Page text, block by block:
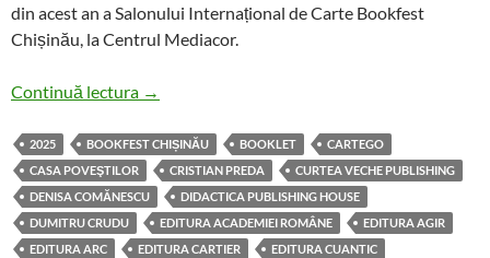
din acest an a Salonului Internațional de Carte Bookfest
Chișinău, la Centrul Mediacor.
Continuă lectura Salonul Internațional de Carte Bookfest
→
2025 BOOKFEST CHIȘINĂU BOOKLET
CARTEGO
CASA POVEŞTILOR
CRISTIAN PREDA
CURTEA VECHE PUBLISHING
DENISA COMĂNESCU
DIDACTICA PUBLISHING HOUSE
DUMITRU CRUDU
EDITURA ACADEMIEI ROMÂNE
EDITURA AGIR
EDITURA ARC
EDITURA CARTIER
EDITURA CUANTIC